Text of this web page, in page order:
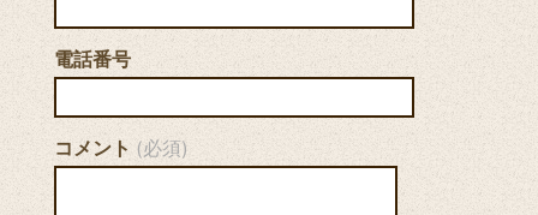
電話番号
コメント (必須)